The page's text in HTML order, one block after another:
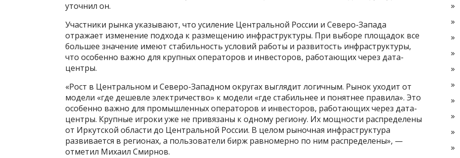
уточнил он.
Участники рынка указывают, что усиление Центральной России и Северо-Запада
отражает изменение подхода к размещению инфраструктуры. При выборе площадок все
большее значение имеют стабильность условий работы и развитость инфраструктуры,
что особенно важно для крупных операторов и инвесторов, работающих через дата-
центры.
«Рост в Центральном и Северо-Западном округах выглядит логичным. Рынок уходит от
модели «где дешевле электричество» к модели «где стабильнее и понятнее правила». Это
особенно важно для промышленных операторов и инвесторов, работающих через дата-
центры. Крупные игроки уже не привязаны к одному региону. Их мощности распределены
от Иркутской области до Центральной России. В целом рыночная инфраструктура
развивается в регионах, а пользователи бирж равномерно по ним распределены», —
отметил Михаил Смирнов.